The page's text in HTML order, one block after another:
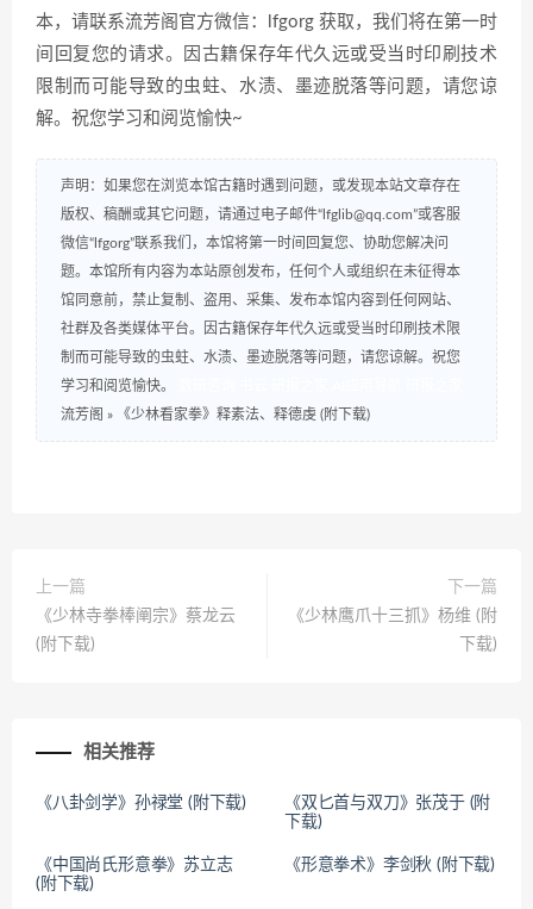
本，请联系流芳阁官方微信：lfgorg 获取，我们将在第一时
间回复您的请求。因古籍保存年代久远或受当时印刷技术
限制而可能导致的虫蛀、水渍、墨迹脱落等问题，请您谅
解。祝您学习和阅览愉快~
声明：如果您在浏览本馆古籍时遇到问题，或发现本站文章存在
版权、稿酬或其它问题，请通过电子邮件“lfglib@qq.com”或客服
微信“lfgorg”联系我们，本馆将第一时间回复您、协助您解决问
题。本馆所有内容为本站原创发布，任何个人或组织在未征得本
馆同意前，禁止复制、盗用、采集、发布本馆内容到任何网站、
社群及各类媒体平台。因古籍保存年代久远或受当时印刷技术限
制而可能导致的虫蛀、水渍、墨迹脱落等问题，请您谅解。祝您
学习和阅览愉快。
流芳阁 » 《少林看家拳》释素法、释德虔 (附下载)
上一篇
《少林寺拳棒阐宗》蔡龙云
(附下载)
下一篇
《少林鹰爪十三抓》杨维 (附
下载)
相关推荐
《八卦剑学》孙禄堂 (附下载)
《双匕首与双刀》张茂于 (附
下载)
《中国尚氏形意拳》苏立志
(附下载)
《形意拳术》李剑秋 (附下载)